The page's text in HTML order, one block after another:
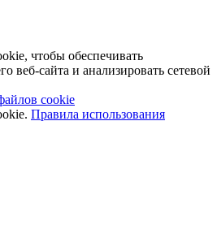
чтобы обеспечивать
веб-сайта и анализировать сетевой
cookie
Правила использования